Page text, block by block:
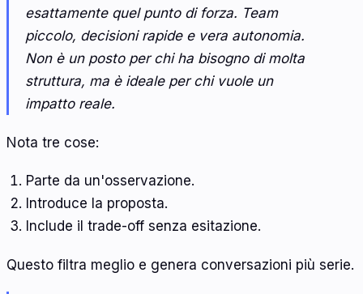
esattamente quel punto di forza. Team
piccolo, decisioni rapide e vera autonomia.
Non è un posto per chi ha bisogno di molta
struttura, ma è ideale per chi vuole un
impatto reale.
Nota tre cose:
Parte da un'osservazione.
Introduce la proposta.
Include il trade-off senza esitazione.
Questo filtra meglio e genera conversazioni più serie.